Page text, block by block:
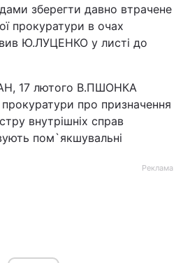
зберегти давно втрачене
прокуратури в очах
Ю.ЛУЦЕНКО у листі до
17 лютого В.ПШОНКА
про призначення
внутрішніх справ
пом`якшувальні
Реклама